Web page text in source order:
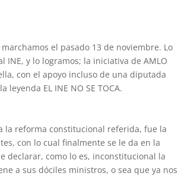
el pasado 13 de noviembre. Lo
y lo logramos; la iniciativa de AMLO
con el apoyo incluso de una diputada
EL INE NO SE TOCA.
la reforma constitucional referida, fue la
con lo cual finalmente se le da en la
declarar, como lo es, inconstitucional la
a sus dóciles ministros, o sea que ya nos